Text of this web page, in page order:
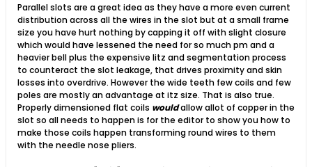
Parallel slots are a great idea as they have a more even current
distribution across all the wires in the slot but at a small frame
size you have hurt nothing by capping it off with slight closure
which would have lessened the need for so much pm and a
heavier bell plus the expensive litz and segmentation process
to counteract the slot leakage, that drives proximity and skin
losses into overdrive. However the wide teeth few coils and few
poles are mostly an advantage at itz size. That is also true.
Properly dimensioned flat coils wouldallow allot of copper in the
slot so all needs to happen is for the editor to show you how to
make those coils happen transforming round wires to them
with the needle nose pliers.